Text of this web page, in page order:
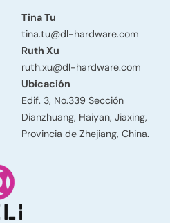
Tina Tu
tina.tu@dl-hardware.com
Ruth Xu
ruth.xu@dl-hardware.com
Ubicación
Edif. 3, No.339 Sección
Dianzhuang, Haiyan, Jiaxing,
Provincia de Zhejiang, China.